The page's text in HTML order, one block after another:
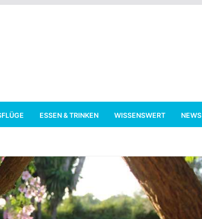
ESSEN & TRINKEN WISSENSWERT NEWS